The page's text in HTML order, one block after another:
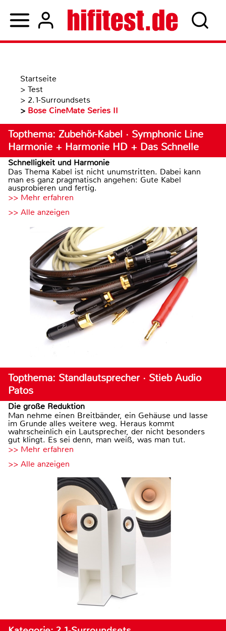
Startseite
> Test
> 2.1-Surroundsets
> Bose CineMate Series II
Topthema: Zubehör-Kabel · Symphonic Line
Harmonie + Harmonie HD + Das Schnelle
Schnelligkeit und Harmonie
Das Thema Kabel ist nicht unumstritten. Dabei kann
man es ganz pragmatisch angehen: Gute Kabel
ausprobieren und fertig.
>> Mehr erfahren
>> Alle anzeigen
Topthema: Standlautsprecher · Stieb Audio
Patos
Die große Reduktion
Man nehme einen Breitbänder, ein Gehäuse und lasse
im Grunde alles weitere weg. Heraus kommt
wahrscheinlich ein Lautsprecher, der nicht besonders
gut klingt. Es sei denn, man weiß, was man tut.
>> Mehr erfahren
>> Alle anzeigen